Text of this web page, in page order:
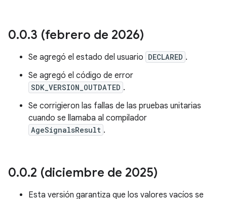
0.0.3 (febrero de 2026)
Se agregó el estado del usuario DECLARED .
Se agregó el código de error
SDK_VERSION_OUTDATED .
Se corrigieron las fallas de las pruebas unitarias
cuando se llamaba al compilador
AgeSignalsResult .
0.0.2 (diciembre de 2025)
Esta versión garantiza que los valores vacíos se